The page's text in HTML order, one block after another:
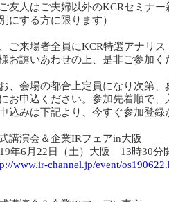
ご友人はご夫婦以外のKCRセミナ
にする方に限ります）
ご来場者全員にKCR特選アナリ
お誘いあわせの上、是非ご参加く
、会場の都合上定員になり次第
お申込ください。参加先着順で、
込みは下記より、今すぐ参加登録
講演会＆企業IRフェアin大阪
年6月22日（土）大阪 13時30
www.ir-channel.jp/event/